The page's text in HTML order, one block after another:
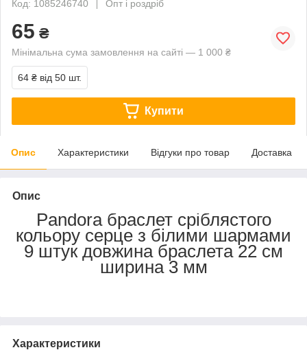
Код: 1085246740
Опт і роздріб
65 ₴
Мінімальна сума замовлення на сайті — 1 000 ₴
64 ₴ від 50 шт.
Купити
Опис Характеристики Відгуки про товар Доставка
Опис
Pandora браслет сріблястого
кольору серце з білими шармами
9 штук довжина браслета 22 см
ширина 3 мм
Характеристики